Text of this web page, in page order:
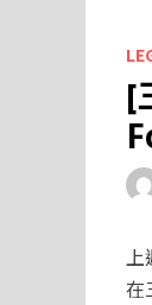
[
上
在